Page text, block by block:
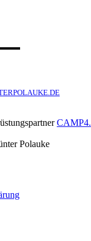
CAMP4.
Polauke